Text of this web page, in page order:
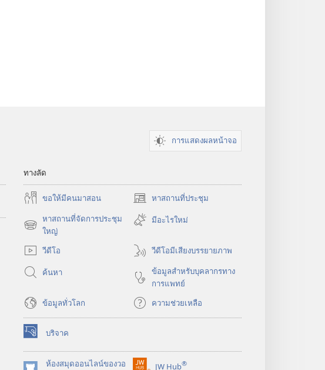
การแสดงผลหน้าจอ
ทางลัด
ขอ​ให้​มี​คน​มา​สอน หาสถานที่ประชุม
(เปิด
หน้าต่าง
ใหม่)
หาสถานที่จัดการประชุม
ใหญ่
(เปิด
ใหม่)
มีอะไรใหม่
วีดีโอ วีดีโอมีเสียงบรรยายภาพ
ค้นหา
ข้อมูล​สำหรับ​บุคลากร​ทาง​
การ​แพทย์
ข้อมูล​ทั่ว​โลก
ความช่วยเหลือ
บริจาค
(เปิด
หน้าต่าง
ใหม่)
ห้องสมุดออนไลน์ของวอ JW Hub®